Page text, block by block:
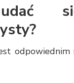
odpowiednim